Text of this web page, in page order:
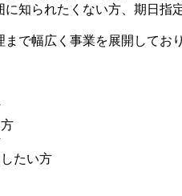
知られたくない方、期日指
で幅広く事業を展開してお
たい方